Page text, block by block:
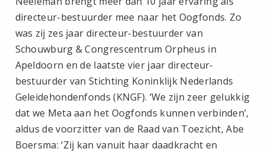
directeur-bestuurder mee naar het Oogfonds. Zo
was zij zes jaar directeur-bestuurder van
Schouwburg & Congrescentrum Orpheus in
Apeldoorn en de laatste vier jaar directeur-
bestuurder van Stichting Koninklijk Nederlands
Geleidehondenfonds (KNGF). ‘We zijn zeer gelukkig
dat we Meta aan het Oogfonds kunnen verbinden’,
aldus de voorzitter van de Raad van Toezicht, Abe
Boersma: ‘Zij kan vanuit haar daadkracht en